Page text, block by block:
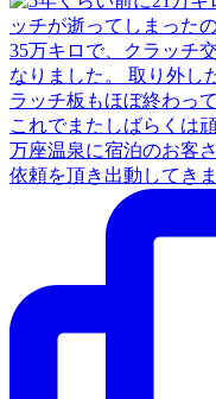
万座温泉に宿泊のお客
依頼を頂き出動してき